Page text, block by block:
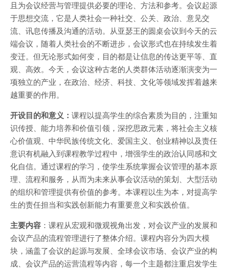
且为会议经营与管理提供必要的理论、方法和参考。会议起源
于思想交流，它是人类社会一种社交、公关、政治、意见交
流、讯息传播及沟通的活动。从亚瑟王的圆桌会议到今天的云
端会议，随着人类社会的不断进步，会议形式也在持续发生着
变迁。但无论形式如何变，目的都是让信息的传达更平等、直
观、高效。今天，会议这种古老的人类群体活动逐渐演变为一
项独立的产业，在政治、经济、科技、文化等领域发挥着越来
越重要的作用。
开设目的和意义： 课程以提高学生的综合素质为目的，注重知
识传授、能力培养和价值引领，深挖思政元素，将社会主义核
心价值观、中华民族传统文化、爱国主义、创业精神以及责任
意识有机融入到课程教学过程中，增强学生的政治认同感和文
化自信。通过课程的学习，使学生系统掌握会议管理的基本原
理、流程和服务，从而为未来从事会议活动的策划、大型活动
的组织和管理提供有价值的参考。本课程以生为本，对提高学
生的责任担当和实践创新能力有重要意义和实践价值。
主要内容 ：课程从宏观和微观视角出发，对会议产业的发展和
会议产品的流程管理进行了整体介绍。课程内容分为四大模
块，涵盖了会议的起源与发展、全球会议市场、会议产业的构
成、会议产品的运营流程等内容，每一个主题都注重启发学生